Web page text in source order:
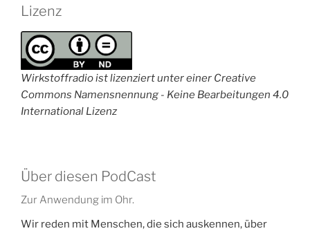
Lizenz
Wirkstoffradio ist lizenziert unter einer Creative
Commons Namensnennung - Keine Bearbeitungen 4.0
International Lizenz
Über diesen PodCast
Zur Anwendung im Ohr.
Wir reden mit Menschen, die sich auskennen, über